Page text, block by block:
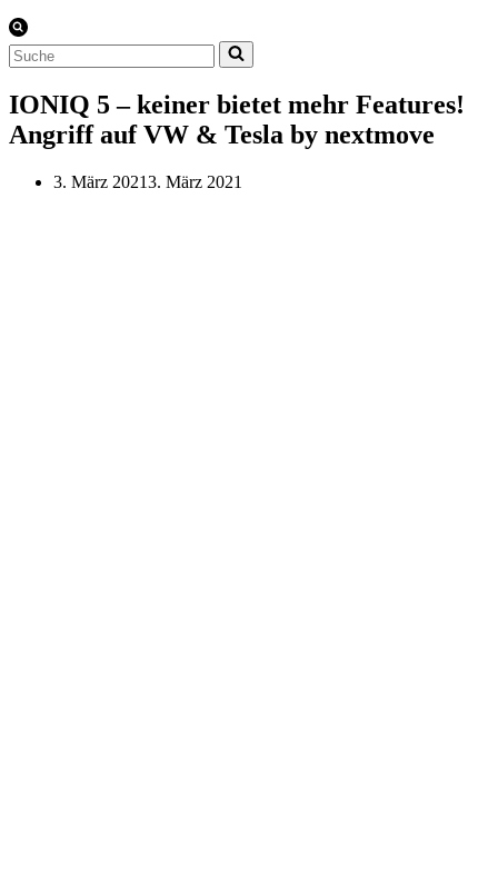
Suchen
nach …
IONIQ 5 – keiner bietet mehr Features!
Angriff auf VW & Tesla by nextmove
3. März 20213. März 2021